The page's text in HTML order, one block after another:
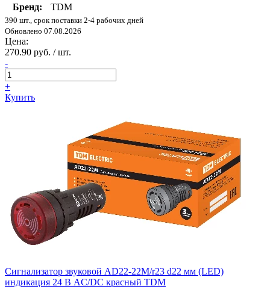
Бренд:
TDM
390 шт., срок поставки 2-4 рабочих дней
Обновлено 07.08.2026
Цена:
270.90 руб. / шт.
-
+
Купить
Сигнализатор звуковой AD22-22M/r23 d22 мм (LED)
индикация 24 В AC/DC красный TDM